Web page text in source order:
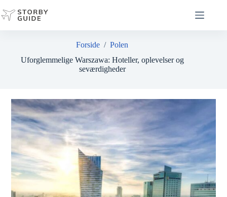
til
indhold
Forside /Polen
Uforglemmelige Warszawa: Hoteller, oplevelser og
seværdigheder